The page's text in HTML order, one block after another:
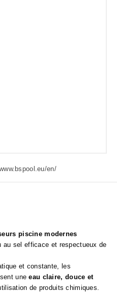
en/
piscine modernes
au sel efficace et respectueux de
et constante, les
uneeau claire, douce et
de produits chimiques.